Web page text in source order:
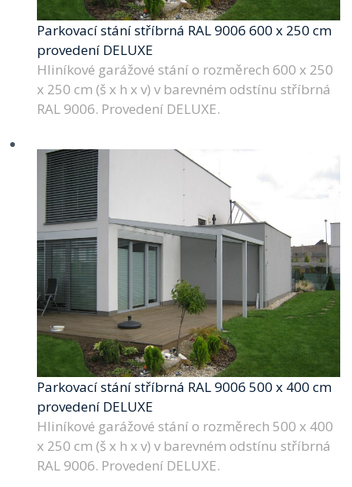
Parkovací stání stříbrná RAL 9006 600 x 250 cm
provedení DELUXE
Hliníkové garážové stání o rozměrech 600 x 250
x 250 cm (š x h x v) v barevném odstínu stříbrná
RAL 9006. Provedení DELUXE.
Parkovací stání stříbrná RAL 9006 500 x 400 cm
provedení DELUXE
Hliníkové garážové stání o rozměrech 500 x 400
x 250 cm (š x h x v) v barevném odstínu stříbrná
RAL 9006. Provedení DELUXE.